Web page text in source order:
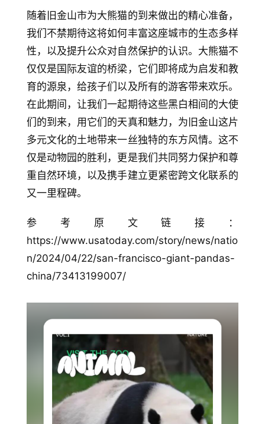
随着旧金山市为大熊猫的到来做出的精心准备，
我们不禁期待这将如何丰富这座城市的生态多样
性，以及提升公众对自然保护的认识。大熊猫不
仅仅是国际友谊的桥梁，它们即将成为启发和教
育的源泉，给孩子们以及所有的游客带来欢乐。
在此期间，让我们一起期待这些黑白相间的大使
们的到来，用它们的天真和魅力，为旧金山这片
多元文化的土地带来一丝独特的东方风情。这不
仅是动物园的胜利，更是我们共同努力保护和尊
重自然环境，以及携手建立更紧密跨文化联系的
又一里程碑。
参考原文链接：
https://www.usatoday.com/story/news/natio
n/2024/04/22/san-francisco-giant-pandas-
china/73413199007/